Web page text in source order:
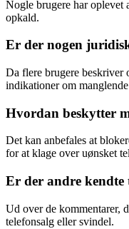
Nogle brugere har oplevet
opkald.
Er der nogen
Da flere brugere beskriver
indikationer om manglende
Hvordan beskytter
Det kan anbefales at
for at klage over uønsket
Er der andre
Ud over de kommentarer,
telefonsalg eller svindel.